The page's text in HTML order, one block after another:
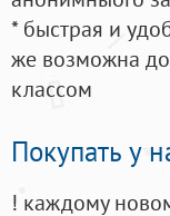
* быстрая и
же возможна
классом
Покупать у
! каждому